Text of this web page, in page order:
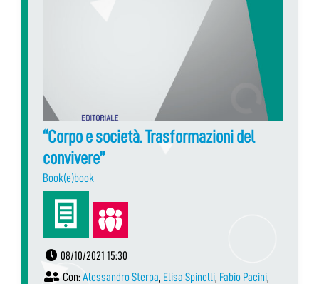
“Corpo e società. Trasformazioni del
convivere”
Book(e)book
08/10/2021 15:30
Con: Alessandro Sterpa, Elisa Spinelli, Fabio Pacini,